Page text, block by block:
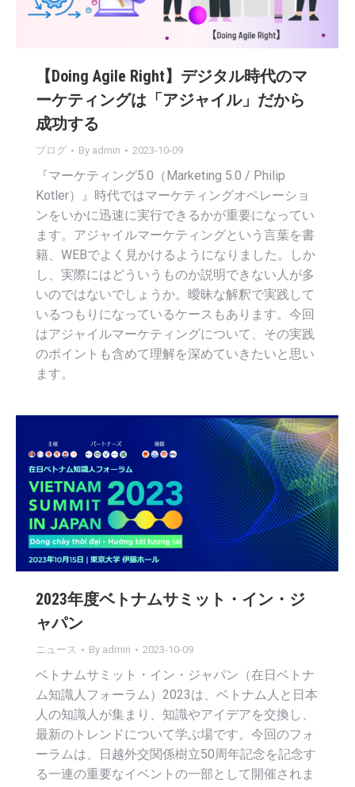
【Doing Agile Right】デジタル時代のマ
ーケティングは「アジャイル」だから
成功する
ブログ By admin 2023-10-09
『マーケティング5.0（Marketing 5.0 / Philip
Kotler）』時代ではマーケティングオペレーショ
ンをいかに迅速に実行できるかが重要になってい
ます。アジャイルマーケティングという言葉を書
籍、WEBでよく見かけるようになりました。しか
し、実際にはどういうものか説明できない人が多
いのではないでしょうか。曖昧な解釈で実践して
いるつもりになっているケースもあります。今回
はアジャイルマーケティングについて、その実践
のポイントも含めて理解を深めていきたいと思い
ます。
2023年度ベトナムサミット・イン・ジ
ャパン
ニュース By admin 2023-10-09
ベトナムサミット・イン・ジャパン（在日ベトナ
ム知識人フォーラム）2023は、ベトナム人と日本
人の知識人が集まり、知識やアイデアを交換し、
最新のトレンドについて学ぶ場です。今回のフォ
ーラムは、日越外交関係樹立50周年記念を記念す
る一連の重要なイベントの一部として開催されま